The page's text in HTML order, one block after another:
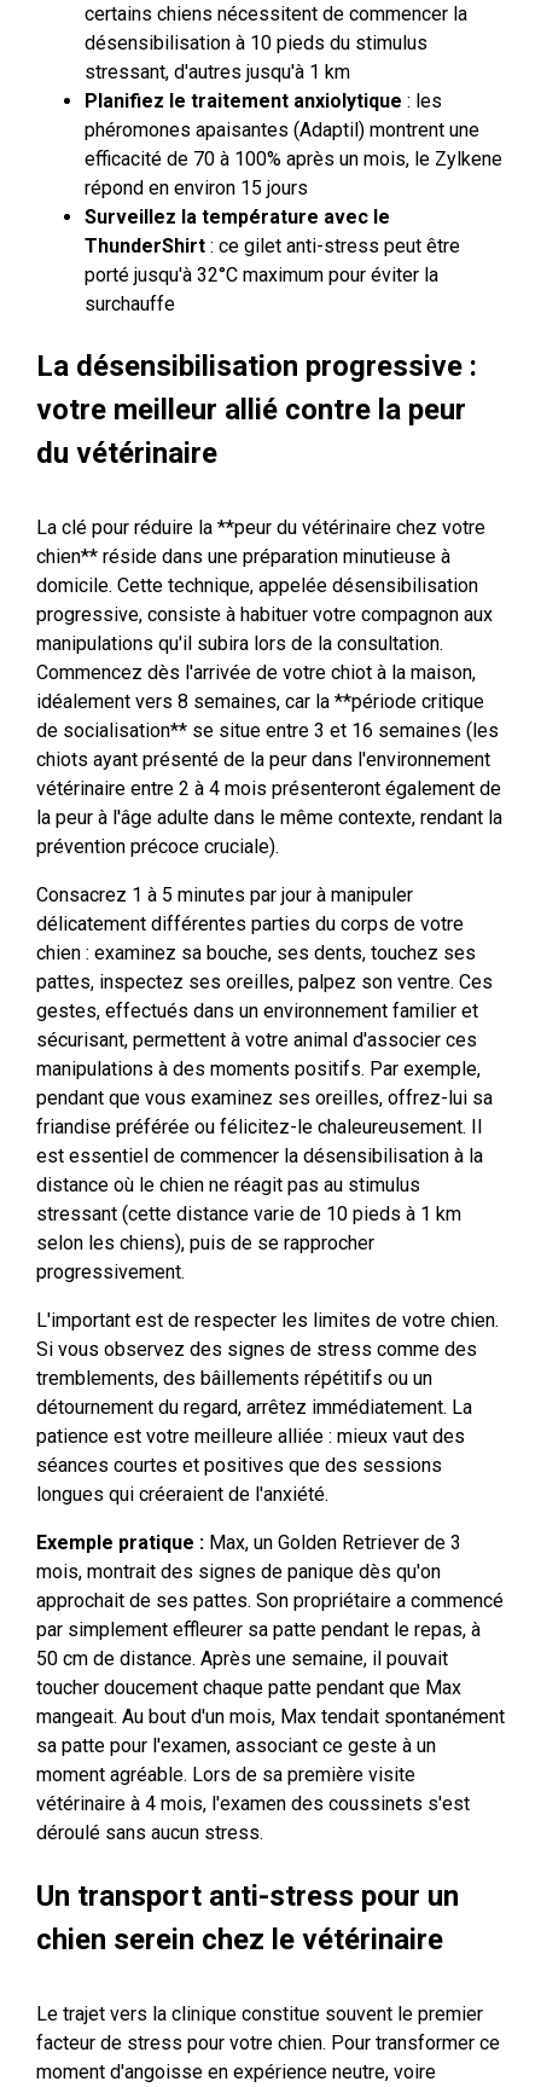
certains chiens nécessitent de commencer la
désensibilisation à 10 pieds du stimulus
stressant, d'autres jusqu'à 1 km
Planifiez le traitement anxiolytique : les
phéromones apaisantes (Adaptil) montrent une
efficacité de 70 à 100% après un mois, le Zylkene
répond en environ 15 jours
Surveillez la température avec le
ThunderShirt: ce gilet anti-stress peut être
porté jusqu'à 32°C maximum pour éviter la
surchauffe
La désensibilisation progressive :
votre meilleur allié contre la peur
du vétérinaire
La clé pour réduire la **peur du vétérinaire chez votre
chien** réside dans une préparation minutieuse à
domicile. Cette technique, appelée désensibilisation
progressive, consiste à habituer votre compagnon aux
manipulations qu'il subira lors de la consultation.
Commencez dès l'arrivée de votre chiot à la maison,
idéalement vers 8 semaines, car la **période critique
de socialisation** se situe entre 3 et 16 semaines (les
chiots ayant présenté de la peur dans l'environnement
vétérinaire entre 2 à 4 mois présenteront également de
la peur à l'âge adulte dans le même contexte, rendant la
prévention précoce cruciale).
Consacrez 1 à 5 minutes par jour à manipuler
délicatement différentes parties du corps de votre
chien : examinez sa bouche, ses dents, touchez ses
pattes, inspectez ses oreilles, palpez son ventre. Ces
gestes, effectués dans un environnement familier et
sécurisant, permettent à votre animal d'associer ces
manipulations à des moments positifs. Par exemple,
pendant que vous examinez ses oreilles, offrez-lui sa
friandise préférée ou félicitez-le chaleureusement. Il
est essentiel de commencer la désensibilisation à la
distance où le chien ne réagit pas au stimulus
stressant (cette distance varie de 10 pieds à 1 km
selon les chiens), puis de se rapprocher
progressivement.
L'important est de respecter les limites de votre chien.
Si vous observez des signes de stress comme des
tremblements, des bâillements répétitifs ou un
détournement du regard, arrêtez immédiatement. La
patience est votre meilleure alliée : mieux vaut des
séances courtes et positives que des sessions
longues qui créeraient de l'anxiété.
Exemple pratique :Max, un Golden Retriever de 3
mois, montrait des signes de panique dès qu'on
approchait de ses pattes. Son propriétaire a commencé
par simplement effleurer sa patte pendant le repas, à
50 cm de distance. Après une semaine, il pouvait
toucher doucement chaque patte pendant que Max
mangeait. Au bout d'un mois, Max tendait spontanément
sa patte pour l'examen, associant ce geste à un
moment agréable. Lors de sa première visite
vétérinaire à 4 mois, l'examen des coussinets s'est
déroulé sans aucun stress.
Un transport anti-stress pour un
chien serein chez le vétérinaire
Le trajet vers la clinique constitue souvent le premier
facteur de stress pour votre chien. Pour transformer ce
moment d'angoisse en expérience neutre, voire